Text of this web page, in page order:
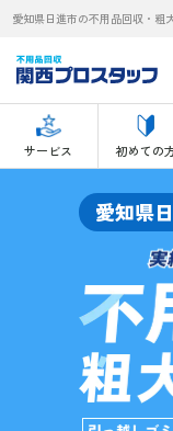
愛知県日進市の不用品回収・粗
サービス 初めての
愛知県